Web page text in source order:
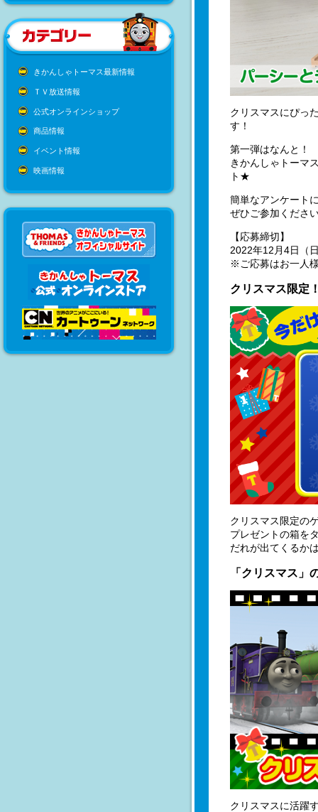
きかんしゃトーマス最新情報
ＴＶ放送情報
公式オンラインショップ
商品情報
イベント情報
映画情報
クリスマスにぴっ
す！
第一弾はなんと！
きかんしゃトーマ
ト★
簡単なアンケート
ぜひご参加くださ
【応募締切】
2022年12月4日（
※ご応募はお一人
クリスマス限定
クリスマス限定の
プレゼントの箱を
だれが出てくるか
「クリスマス」
クリスマスに活躍